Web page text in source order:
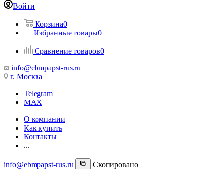
Войти
Корзина0
Избранные товары0
Сравнение товаров0
info@ebmpapst-rus.ru
г. Москва
Telegram
MAX
О компании
Как купить
Контакты
...
info@ebmpapst-rus.ru
Скопировано